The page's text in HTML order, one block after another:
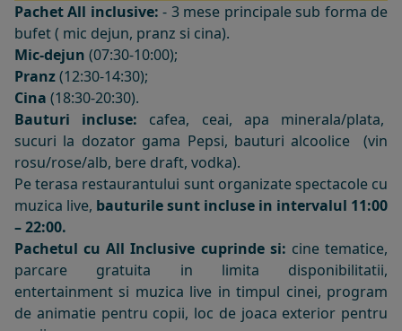
Pachet All inclusive:- 3 mese principale sub forma de
bufet ( mic dejun, pranz si cina).
Mic-dejun (07:30-10:00);
Pranz(12:30-14:30);
Cina (18:30-20:30).
Bauturi incluse: cafea, ceai, apa minerala/plata,
sucuri la dozator gama Pepsi, bauturi alcoolice (vin
rosu/rose/alb, bere draft, vodka).
Pe terasa restaurantului sunt organizate spectacole cu
muzica live, bauturile sunt incluse in intervalul 11:00
– 22:00.
Pachetul cu All Inclusive cuprinde si: cine tematice,
parcare gratuita in limita disponibilitatii,
entertainment si muzica live in timpul cinei, program
de animatie pentru copii, loc de joaca exterior pentru